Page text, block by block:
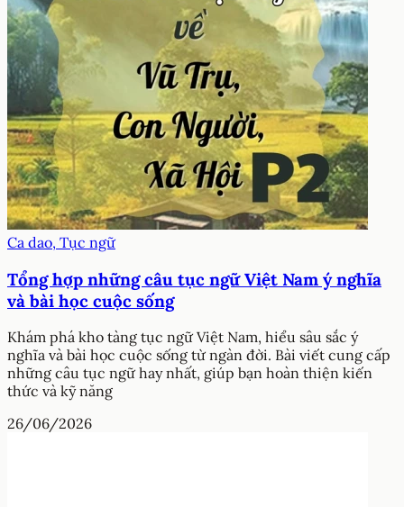
Ca dao, Tục ngữ
Tổng hợp những câu tục ngữ Việt Nam ý nghĩa
và bài học cuộc sống
Khám phá kho tàng tục ngữ Việt Nam, hiểu sâu sắc ý
nghĩa và bài học cuộc sống từ ngàn đời. Bài viết cung cấp
những câu tục ngữ hay nhất, giúp bạn hoàn thiện kiến
thức và kỹ năng
26/06/2026